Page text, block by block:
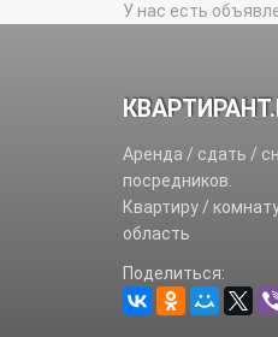
У нас есть
Аренда / сдать /
посредников.
Квартиру /
область
Поделиться: